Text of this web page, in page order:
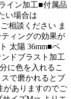
イン加工■付属品
い場合は
相談ください ま
ィングの効果が
太陽 36mm■ペ
ドブラスト加工
に色を入れるこ
で磨かれるとブ
がありますのでご